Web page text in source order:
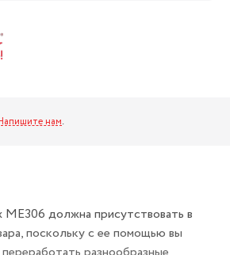
нам.
должна присутствовать в
поскольку с ее помощью вы